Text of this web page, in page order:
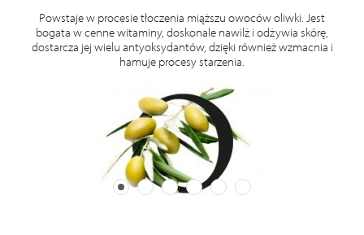
Powstaje w procesie tłoczenia miąższu owoców oliwki. Jest
bogata w cenne witaminy, doskonale nawilż i odżywia skórę,
dostarcza jej wielu antyoksydantów, dzięki również wzmacnia i
hamuje procesy starzenia.